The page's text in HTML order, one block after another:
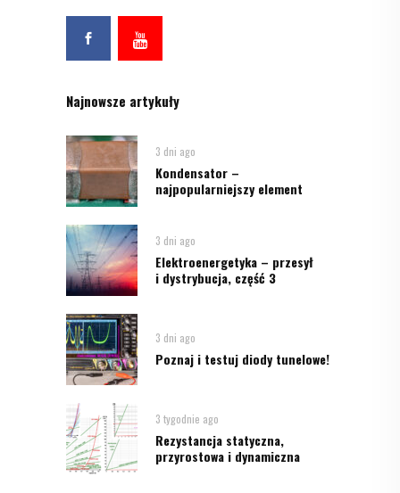
Najnowsze artykuły
3 dni ago
Kondensator –
najpopularniejszy element
3 dni ago
Elektroenergetyka – przesył
i dystrybucja, część 3
3 dni ago
Poznaj i testuj diody tunelowe!
3 tygodnie ago
Rezystancja statyczna,
przyrostowa i dynamiczna